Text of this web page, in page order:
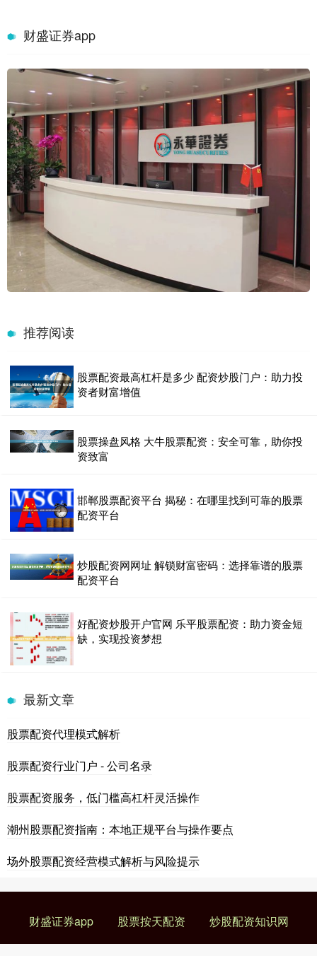
财盛证券app
推荐阅读
股票配资最高杠杆是多少 配资炒股门户：助力投
资者财富增值
股票操盘风格 大牛股票配资：安全可靠，助你投
资致富
邯郸股票配资平台 揭秘：在哪里找到可靠的股票
配资平台
炒股配资网网址 解锁财富密码：选择靠谱的股票
配资平台
好配资炒股开户官网 乐平股票配资：助力资金短
缺，实现投资梦想
最新文章
股票配资代理模式解析
股票配资行业门户 - 公司名录
股票配资服务，低门槛高杠杆灵活操作
潮州股票配资指南：本地正规平台与操作要点
场外股票配资经营模式解析与风险提示
财盛证券app 股票按天配资 炒股配资知识网